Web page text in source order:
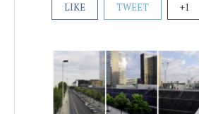
LIKE TWEET +1